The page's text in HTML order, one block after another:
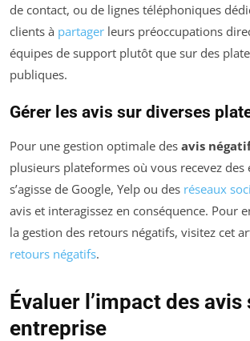
de contact, ou de lignes téléphoniques
clients à partager leurs préoccupations
équipes de support plutôt que sur des
publiques.
Gérer les avis sur diverses
Pour une gestion optimale des avis
plusieurs plateformes où vous recevez des
s’agisse de Google, Yelp ou des réseaux
avis et interagissez en conséquence. Pour
la gestion des retours négatifs, visitez cet
retours négatifs.
Évaluer l’impact des
entreprise